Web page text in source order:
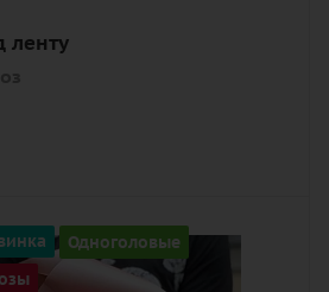
ленту
Одноголовые